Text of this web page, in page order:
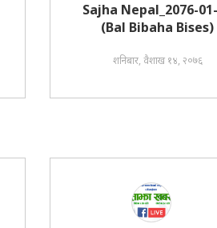
Sajha Nepal_2076-
(Bal Bibaha Bises)
शनिबार, वैशाख १४, २०७६